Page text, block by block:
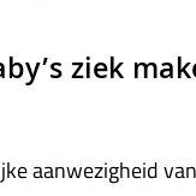
ziek
aanwezigheid